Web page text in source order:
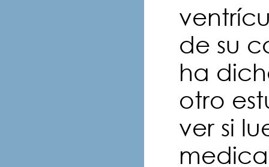
de su
ha
otro
ver si